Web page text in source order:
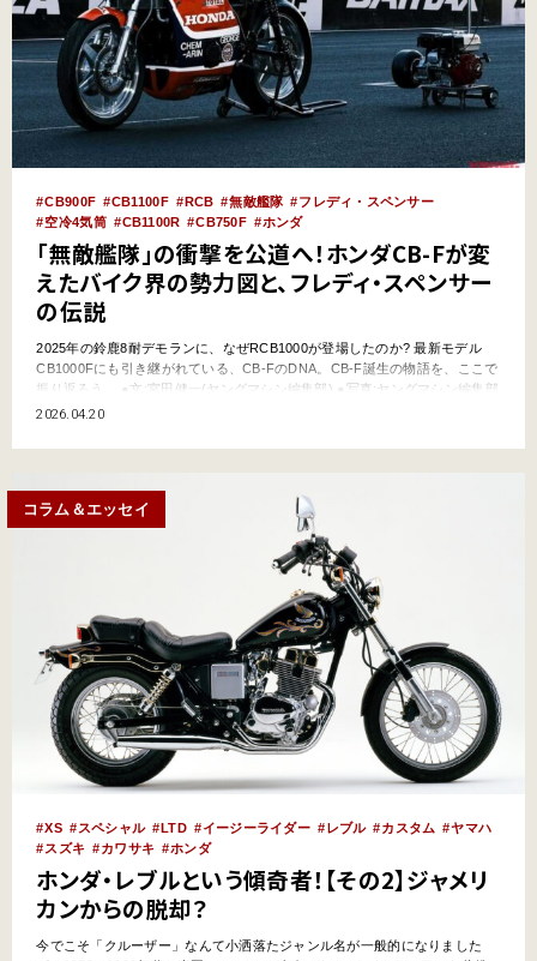
CB900F CB1100F RCB 無敵艦隊
フレディ・スペンサー
空冷4気筒
CB1100R CB750F ホンダ
「無敵艦隊」の衝撃を公道へ！ホンダCB-Fが変
えたバイク界の勢力図と、フレディ・スペンサー
の伝説
2025年の鈴鹿8耐デモランに、なぜRCB1000が登場したのか? 最新モデル
CB1000Fにも引き継がれている、CB-FのDNA。CB-F誕生の物語を、ここで
振り返ろう。 ●文:宮田健一(ヤングマシン編集部) ●写真:ヤングマシン編集部
ホンダの市場奪還を使命に1978年暮、デビューしたCB-F 1969年に発売され
2026.04.20
コラム＆エッセイ
XS スペシャル LTD イージーライダー レブル カスタム
ヤマハ
スズキ
カワサキ ホンダ
ホンダ・レブルという傾奇者！【その2】ジャメリ
カンからの脱却？
今でこそ「クルーザー」なんて小洒落たジャンル名が一般的になりました